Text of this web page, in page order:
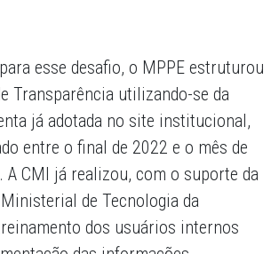
esse desafio, o MPPE estruturou
Transparência utilizando-se da
já adotada no site institucional,
entre o final de 2022 e o mês de
A CMI já realizou, com o suporte da
de Tecnologia da
dos usuários internos